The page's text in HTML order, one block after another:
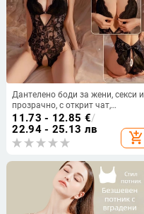
Дантелено боди за жени, секси и
прозрачно, с открит чат,
полиестер 80–90%, пролет 2025
11.73 - 12.85 €/
22.94 - 25.13 лв
add_shopping_cart